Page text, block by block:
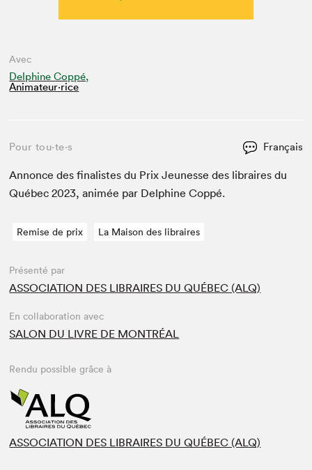
Avec
Delphine Coppé,
Animateur⋅rice
Pour tou⋅te⋅s Français
Annonce des final­istes du Prix Jeunesse des libraires du
Québec2023, ani­mée par Del­phine Coppé.
Remise de prix La Maison des libraires
Présenté par
ASSOCIATION DES LIBRAIRES DU QUÉBEC (ALQ)
En collaboration avec
SALON DU LIVRE DE MONTRÉAL
Rendu possible grâce à
ASSOCIATION DES LIBRAIRES DU QUÉBEC (ALQ)